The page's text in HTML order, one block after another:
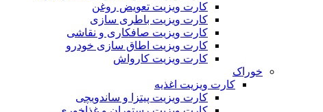
کارت ویزیت تعویض روغن
کارت ویزیت باطری سازی
کارت ویزیت صافکاری و نقاشی
کارت ویزیت اطاق سازی خودرو
کارت ویزیت کارواش
خوراک
کارت ویزیت اغذیه
کارت ویزیت پیتزا و ساندویچی